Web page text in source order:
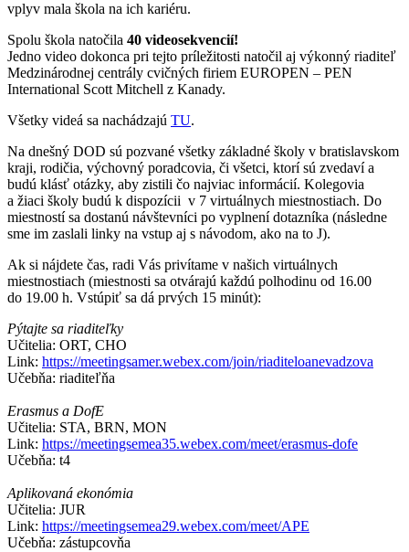
vplyv mala škola na ich kariéru.
Spolu škola natočila 40 videosekvencií!
Jedno video dokonca pri tejto príležitosti natočil aj výkonný riaditeľ
Medzinárodnej centrály cvičných firiem EUROPEN – PEN
International Scott Mitchell z Kanady.
Všetky videá sa nachádzajú TU.
Na dnešný DOD sú pozvané všetky základné školy v bratislavskom
kraji, rodičia, výchovný poradcovia, či všetci, ktorí sú zvedaví a
budú klásť otázky, aby zistili čo najviac informácií. Kolegovia
a žiaci školy budú k dispozícii v 7 virtuálnych miestnostiach. Do
miestností sa dostanú návštevníci po vyplnení dotazníka (následne
sme im zaslali linky na vstup aj s návodom, ako na to J).
Ak si nájdete čas, radi Vás privítame v našich virtuálnych
miestnostiach (miestnosti sa otvárajú každú polhodinu od 16.00
do 19.00 h. Vstúpiť sa dá prvých 15 minút):
Pýtajte sa riaditeľky
Učitelia: ORT, CHO
Link: https://meetingsamer.webex.com/join/riaditeloanevadzova
Učebňa: riaditeľňa
Erasmus a DofE
Učitelia: STA, BRN, MON
Link: https://meetingsemea35.webex.com/meet/erasmus-dofe
Učebňa: t4
Aplikovaná ekonómia
Učitelia: JUR
Link: https://meetingsemea29.webex.com/meet/APE
Učebňa: zástupcovňa